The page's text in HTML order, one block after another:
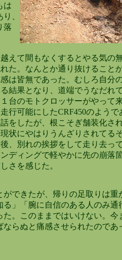
は
、
落
て間もなくするとやる気の
た。なんとか通り抜けること
は皆無であった。むしろ自分
結果となり、道端でうなだれ
台のモトクロッサーがやって
行可能にしたCRF450のようで
をしたが、根こそぎ舗装化さ
状にやはりうんざりされてるそ
、別れの挨拶をして走り去っ
ディングで軽やかに先の崩落
さを感じた。
できたが、帰りの足取りは重
」 「腕に自信のある人のみ通
。このままではいけない。今
ねばならぬと痛感させられ